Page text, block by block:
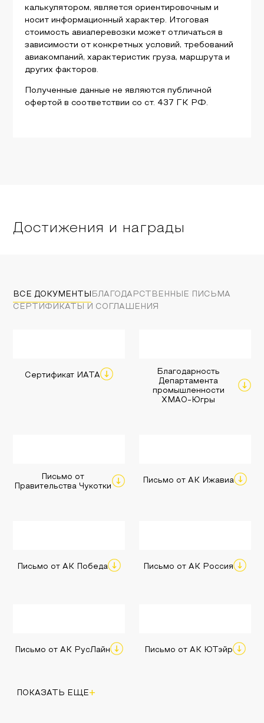
калькулятором, является ориентировочным и
носит информационный характер. Итоговая
стоимость авиаперевозки может отличаться в
зависимости от конкретных условий, требований
авиакомпаний, характеристик груза, маршрута и
других факторов.
Полученные данные не являются публичной
офертой в соответствии со ст. 437 ГК РФ.
Достижения и награды
ВСЕ ДОКУМЕНТЫ БЛАГОДАРСТВЕННЫЕ ПИСЬМА
СЕРТИФИКАТЫ И СОГЛАШЕНИЯ
Сертификат ИАТА
Благодарность
Департамента
промышленности
ХМАО-Югры
Письмо от
Правительства Чукотки
Письмо от АК Ижавиа
Письмо от АК Победа Письмо от АК Россия
Письмо от АК РусЛайн Письмо от АК ЮТэйр
ПОКАЗАТЬ ЕЩЕ+